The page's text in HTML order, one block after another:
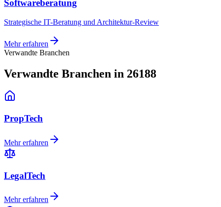
Softwareberatung
Strategische IT-Beratung und Architektur-Review
Mehr erfahren
Verwandte Branchen
Verwandte Branchen in 26188
PropTech
Mehr erfahren
LegalTech
Mehr erfahren